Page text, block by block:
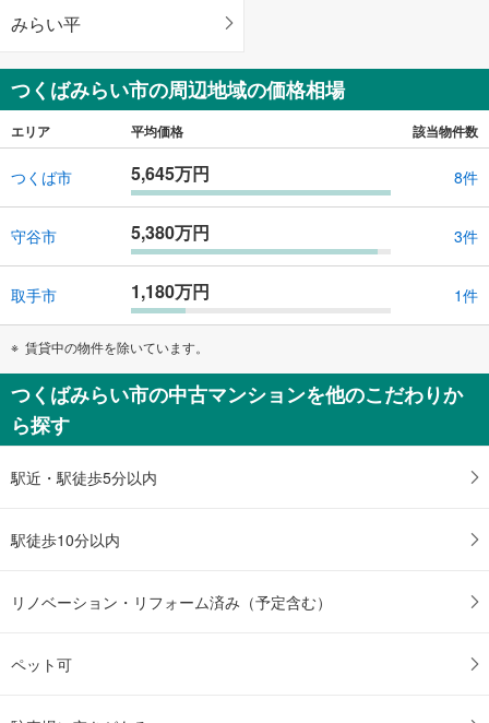
みらい平
つくばみらい市の周辺地域の価格相場
エリア 平均価格 該当物件数
つくば市 5,645万円 8件
守谷市 5,380万円 3件
取手市 1,180万円 1件
賃貸中の物件を除いています。
つくばみらい市の中古マンションを他のこだわりか
ら探す
駅近・駅徒歩5分以内
駅徒歩10分以内
リノベーション・リフォーム済み（予定含む）
ペット可